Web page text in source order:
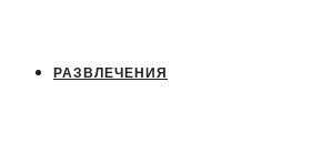
РАЗВЛЕЧЕНИЯ